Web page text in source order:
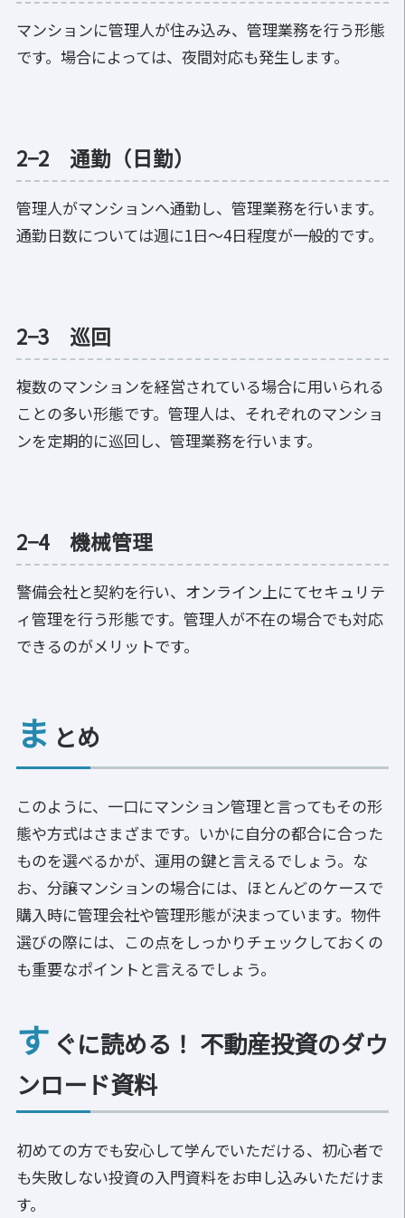
マンションに管理人が住み込み、管理業務を行う形態
です。場合によっては、夜間対応も発生します。
2−2 通勤（日勤）
管理人がマンションへ通勤し、管理業務を行います。
通勤日数については週に1日〜4日程度が一般的です。
2−3 巡回
複数のマンションを経営されている場合に用いられる
ことの多い形態です。管理人は、それぞれのマンショ
ンを定期的に巡回し、管理業務を行います。
2−4 機械管理
警備会社と契約を行い、オンライン上にてセキュリテ
ィ管理を行う形態です。管理人が不在の場合でも対応
できるのがメリットです。
ま とめ
このように、一口にマンション管理と言ってもその形
態や方式はさまざまです。いかに自分の都合に合った
ものを選べるかが、運用の鍵と言えるでしょう。な
お、分譲マンションの場合には、ほとんどのケースで
購入時に管理会社や管理形態が決まっています。物件
選びの際には、この点をしっかりチェックしておくの
も重要なポイントと言えるでしょう。
す ぐに読める！ 不動産投資のダウ
ンロード資料
初めての方でも安心して学んでいただける、初心者で
も失敗しない投資の入門資料をお申し込みいただけま
す。